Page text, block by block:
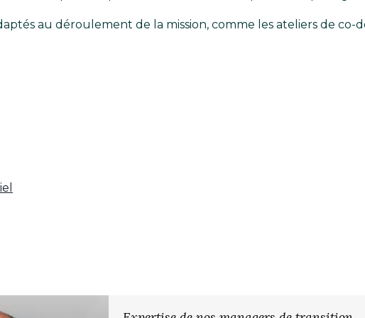
au déroulement de la mission, comme les ateliers de co-